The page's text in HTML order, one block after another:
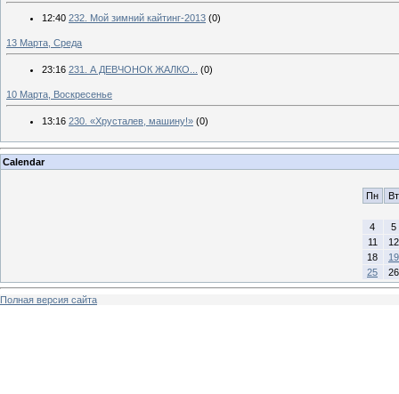
12:40 232. Мой зимний кайтинг-2013 (0)
13 Марта, Среда
23:16 231. А ДЕВЧОНОК ЖАЛКО... (0)
10 Марта, Воскресенье
13:16 230. «Хрусталев, машину!» (0)
Calendar
Пн Вт
4
5
11
12
18
19
25
26
Полная версия сайта